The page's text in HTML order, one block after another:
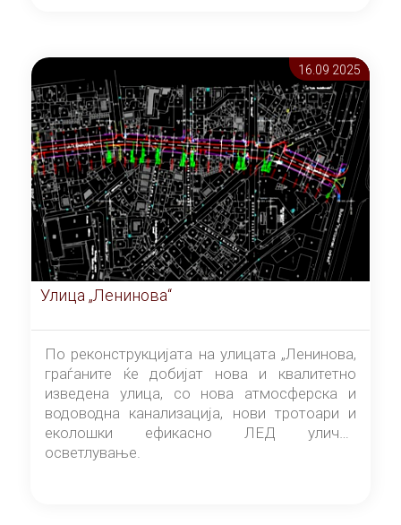
16.09 2025
Улица „Ленинова“
По реконструкцијата на улицата „Ленинова,
граѓаните ќе добијат нова и квалитетно
изведена улица, со нова атмосферска и
водоводна канализација, нови тротоари и
еколошки ефикасно ЛЕД улично
осветлување.